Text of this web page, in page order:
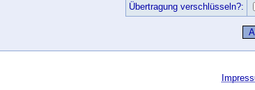
Übertragung verschlüsseln?: